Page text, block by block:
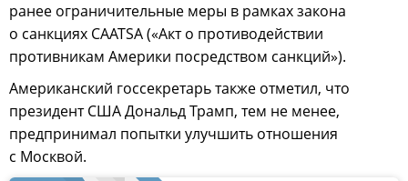
ранее ограничительные меры в рамках закона
о санкциях CAATSA («Акт о противодействии
противникам Америки посредством санкций»).
Американский госсекретарь также отметил, что
президент США Дональд Трамп, тем не менее,
предпринимал попытки улучшить отношения
с Москвой.